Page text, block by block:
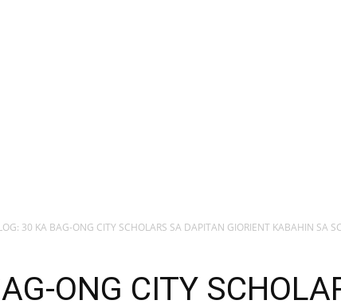
30 KA BAG-ONG CITY SCHOLARS SA DAPITAN GIORIENT KABAHIN SA
ONG CITY